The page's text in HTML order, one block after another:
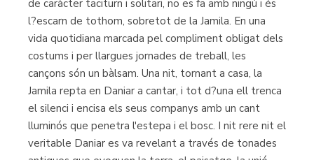
de caràcter taciturn i solitari, no es fa amb ningú i és
l?escarn de tothom, sobretot de la Jamila. En una
vida quotidiana marcada pel compliment obligat dels
costums i per llargues jornades de treball, les
cançons són un bàlsam. Una nit, tornant a casa, la
Jamila repta en Daniar a cantar, i tot d?una ell trenca
el silenci i encisa els seus companys amb un cant
lluminós que penetra l'estepa i el bosc. I nit rere nit el
veritable Daniar es va revelant a través de tonades